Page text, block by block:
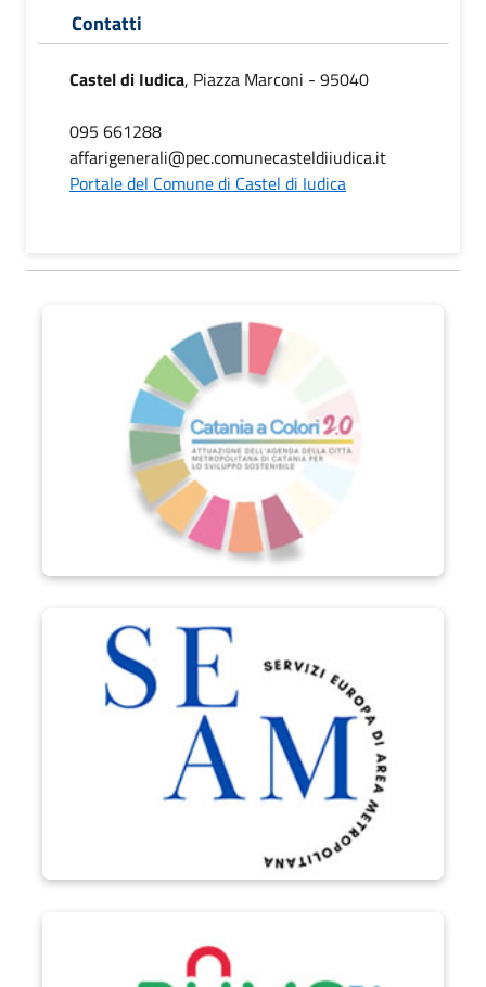
Contatti
Castel di Iudica, Piazza Marconi - 95040
095 661288
affarigenerali@pec.comunecasteldiiudica.it
Portale del Comune di Castel di Iudica
Progetto SEAM